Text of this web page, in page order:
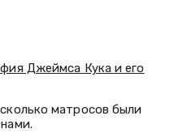
Джеймса Кука и его
матросов были